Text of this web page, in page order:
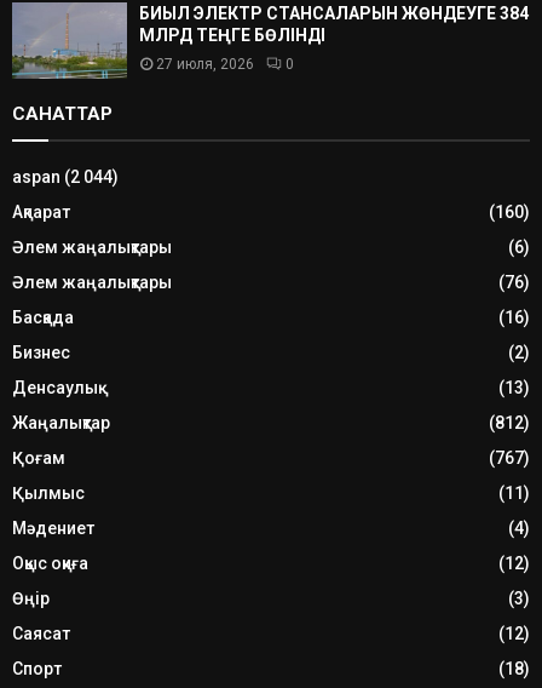
БИЫЛ ЭЛЕКТР СТАНСАЛАРЫН ЖӨНДЕУГЕ 384
МЛРД ТЕҢГЕ БӨЛІНДІ
27 июля, 2026 0
САНАТТАР
aspan (2 044)
Ақпарат
(160)
Әлем жаңалықтары
(6)
Әлем жаңалықтары
(76)
Басқада
(16)
Бизнес
(2)
Денсаулық
(13)
Жаңалықтар
(812)
Қоғам
(767)
Қылмыс
(11)
Мәдениет
(4)
Оқыс оқиға
(12)
Өңір
(3)
Саясат
(12)
Спорт
(18)